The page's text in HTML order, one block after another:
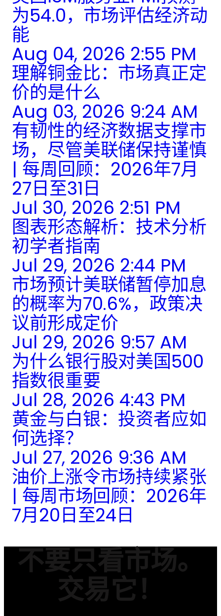
为54.0，市场评估经济动
能
Aug 04, 2026 2:55 PM
理解铜金比：市场真正定
价的是什么
Aug 03, 2026 9:24 AM
有韧性的经济数据支撑市
场，尽管美联储保持谨慎
| 每周回顾：2026年7月
27日至31日
Jul 30, 2026 2:51 PM
图表形态解析：技术分析
初学者指南
Jul 29, 2026 2:44 PM
市场预计美联储暂停加息
的概率为70.6%，政策决
议前形成定价
Jul 29, 2026 9:57 AM
为什么银行股对美国500
指数很重要
Jul 28, 2026 4:43 PM
黄金与白银：投资者应如
何选择？
Jul 27, 2026 9:36 AM
油价上涨令市场持续紧张
| 每周市场回顾：2026年
7月20日至24日
不要只看市场。
交易它！